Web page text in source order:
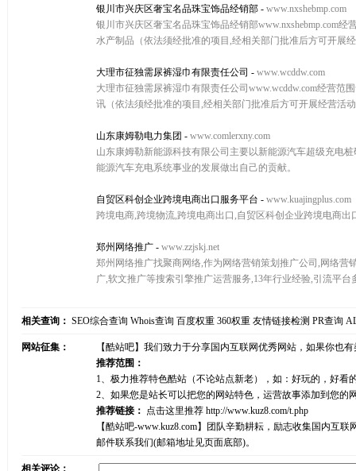
银川市兴庆区奢宝名品珠宝饰品经销部 - www.nxshebmp.com
银川市兴庆区奢宝名品珠宝饰品经销部www.nxshebmp.com
水产制品（依法须经批准的项目,经相关部门批准后方可开展
大理市征独需尿裤湿巾有限责任公司 - www.wcddw.com
大理市征独需尿裤湿巾有限责任公司www.wcddw.com经营
讯（依法须经批准的项目,经相关部门批准后方可开展经营活
山东康姆勒电力集团 - www.comlerxny.com
山东康姆勒新能源科技有限公司主要以新能源汽车超级充电
能源汽车充电系统事业的发展做出自己的贡献。
自贸区科创企业跨境电商出口服务平台 - www.kuajingplus.com
跨境电商,跨境物流,跨境电商出口,自贸区科创企业跨境电商出
郑州网络推广 - www.zzjskj.net
郑州网络推广找聚商网络,作为网络营销策划推广公司,网络营
广,软文推广等搜索引擎推广运营服务,13年行业经验,引流平
相关查询： SEO综合查询 Whois查询 百度权重 360权重 友情链接检测 PR查询
网站征集：
【酷站吧】我们致力于分享国内互联网优秀网站，如果你也
推荐范围：
1、极力推荐特色酷站（不论站点新老），如：好玩的，好
2、如果您是站长可以把您的网站特色，运营故事添加到您
推荐链接： 点击这里推荐 http://www.kuz8.com/t.php
【酷站吧-www.kuz8.com】团队辛勤耕耘，励志收集国内互
邮件联系我们(邮箱地址见页面底部)。
相关评论：